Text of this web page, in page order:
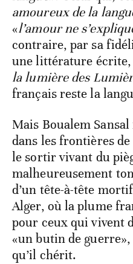
amoureux de la
«l’amour ne
contraire, par sa
une littérature écrite,
la lumière des
français reste la
Mais Boualem
dans les frontières
le sortir vivant du
malheureusement
d’un tête-à-tête
Alger, où la plume
pour ceux qui vivent
«un butin de
qu’il chérit.